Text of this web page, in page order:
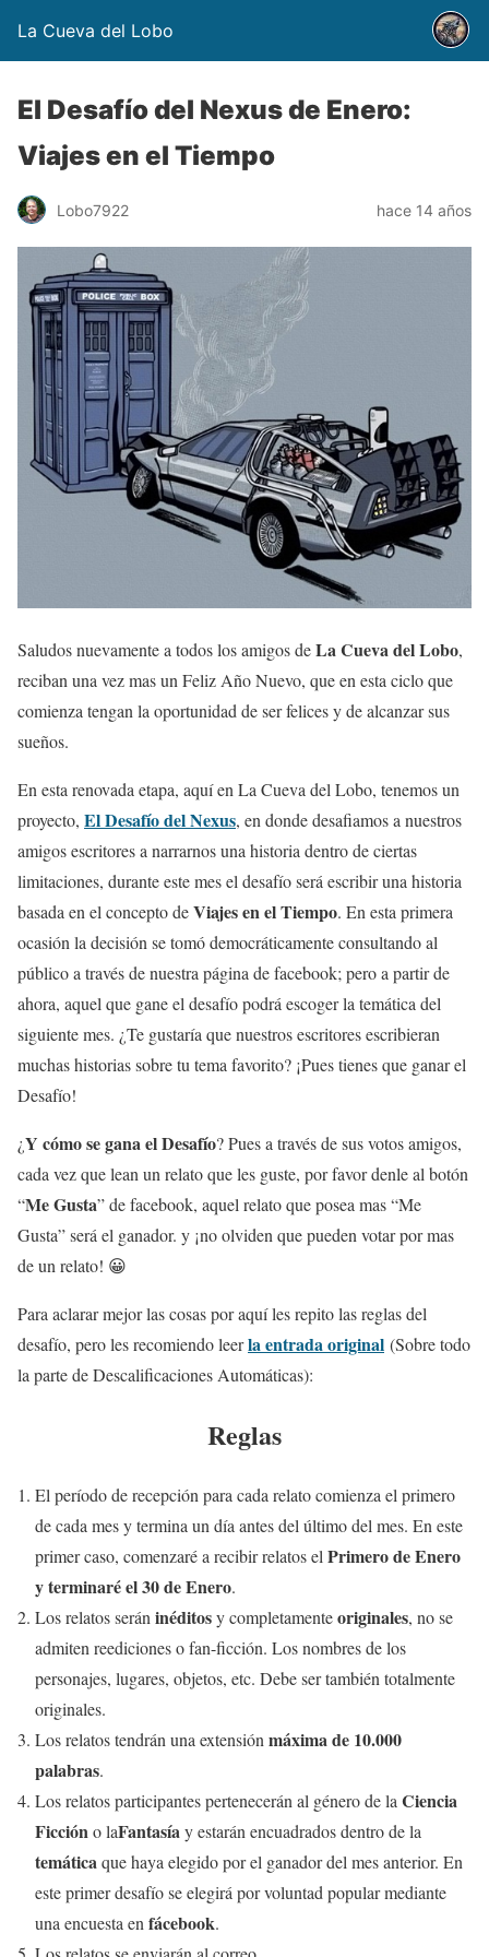
La Cueva del Lobo
El Desafío del Nexus de Enero:
Viajes en el Tiempo
Lobo7922 hace 14 años
Saludos nuevamente a todos los amigos deLa Cueva del Lobo,
reciban una vez mas un Feliz Año Nuevo, que en esta ciclo que
comienza tengan la oportunidad de ser felices y de alcanzar sus
sueños.
En esta renovada etapa, aquí en La Cueva del Lobo, tenemos un
proyecto, El Desafío del Nexus, en donde desafiamos a nuestros
amigos escritores a narrarnos una historia dentro de ciertas
limitaciones, durante este mes el desafío será escribir una historia
basada en el concepto deViajes en el Tiempo. En esta primera
ocasión la decisión se tomó democráticamente consultando al
público a través de nuestra página de facebook; pero a partir de
ahora, aquel que gane el desafío podrá escoger la temática del
siguiente mes. ¿Te gustaría que nuestros escritores escribieran
muchas historias sobre tu tema favorito? ¡Pues tienes que ganar el
Desafío!
¿Y cómo se gana el Desafío? Pues a través de sus votos amigos,
cada vez que lean un relato que les guste, por favor denle al botón
“Me Gusta” de facebook, aquel relato que posea mas “Me
Gusta” será el ganador. y ¡no olviden que pueden votar por mas
de un relato! 😀
Para aclarar mejor las cosas por aquí les repito las reglas del
desafío, pero les recomiendo leerla entrada original (Sobre todo
la parte de Descalificaciones Automáticas):
Reglas
El período de recepción para cada relato comienza el primero
de cada mes y termina un día antes del último del mes. En este
primer caso, comenzaré a recibir relatos el Primero de Enero
y terminaré el 30 de Enero.
Los relatos serán inéditosy completamenteoriginales, no se
admiten reediciones o fan-ficción. Los nombres de los
personajes, lugares, objetos, etc. Debe ser también totalmente
originales.
Los relatos tendrán una extensión máxima de 10.000
palabras.
Los relatos participantes pertenecerán al género de la Ciencia
Ficción o laFantasía y estarán encuadrados dentro de la
temática que haya elegido por el ganador del mes anterior. En
este primer desafío se elegirá por voluntad popular mediante
una encuesta en fácebook.